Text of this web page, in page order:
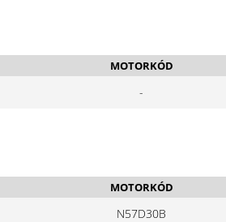
MOTORKÓD
-
MOTORKÓD
N57D30B